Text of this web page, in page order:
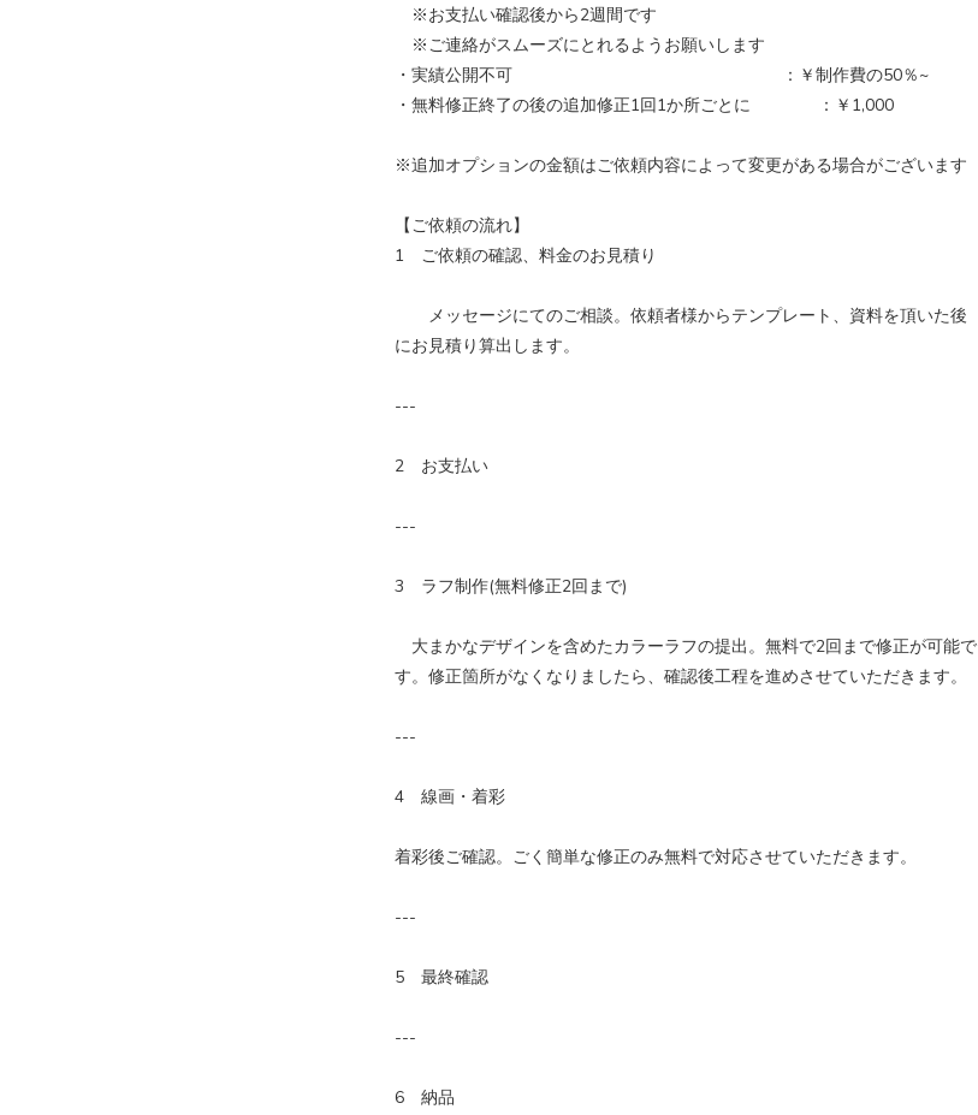
※お支払い確認後から2週間です
※ご連絡がスムーズにとれるようお願いします
・実績公開不可 ：￥制作費の50％~
・無料修正終了の後の追加修正1回1か所ごとに ：￥1,000
※追加オプションの金額はご依頼内容によって変更がある場合がございます
【ご依頼の流れ】
1 ご依頼の確認、料金のお見積り
メッセージにてのご相談。依頼者様からテンプレート、資料を頂いた後
にお見積り算出します。
---
2 お支払い
---
3 ラフ制作(無料修正2回まで)
大まかなデザインを含めたカラーラフの提出。無料で2回まで修正が可能で
す。修正箇所がなくなりましたら、確認後工程を進めさせていただきます。
---
4 線画・着彩
着彩後ご確認。ごく簡単な修正のみ無料で対応させていただきます。
---
5 最終確認
---
6 納品